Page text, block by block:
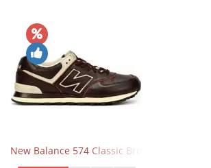
New Balance 574 Classic Brown White